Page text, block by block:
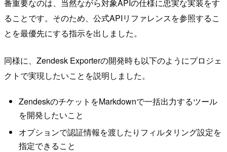
番重要なのは、当然ながら対象APIの仕様に忠実な実装をす
ることです。そのため、公式APIリファレンスを参照するこ
とを最優先にする指示を出しました。
同様に、Zendesk Exporterの開発時も以下のようにプロジェ
クトで実現したいことを説明しました。
ZendeskのチケットをMarkdownで一括出力するツール
を開発したいこと
オプションで認証情報を渡したりフィルタリング設定を
指定できること